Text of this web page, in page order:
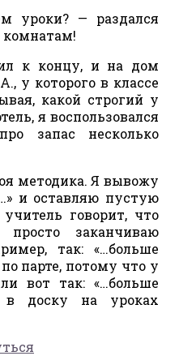
уроки? — раздался
к концу, и на дом
у которого в классе
какой строгий у
я воспользовался
запас несколько
методика. Я вывожу
и оставляю пустую
говорит, что
заканчиваю
так: «…больше
парте, потому что у
вот так: «…больше
в доску на уроках